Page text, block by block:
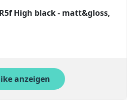
High black - matt&gloss,
anzeigen